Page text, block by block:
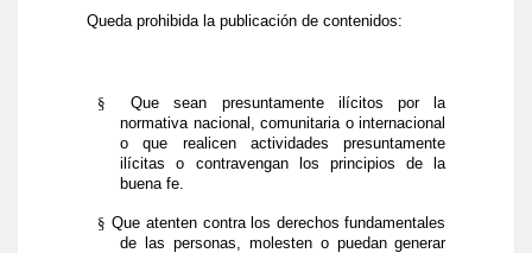
Queda prohibida la publicación de contenidos:
§
Que sean presuntamente ilícitos por la
normativa nacional, comunitaria o internacional
o que realicen actividades presuntamente
ilícitas o contravengan los principios de la
buena fe.
§ Que atenten contra los derechos fundamentales
de las personas, molesten o puedan generar